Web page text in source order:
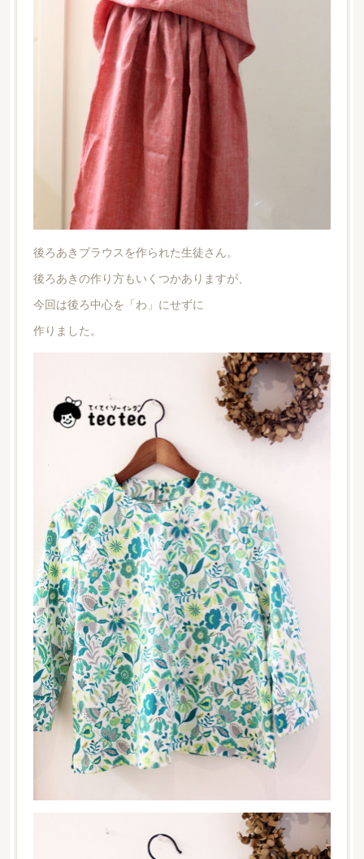
後ろあきブラウスを作られた生徒さん。
後ろあきの作り方もいくつかありますが、
今回は後ろ中心を「わ」にせずに
作りました。